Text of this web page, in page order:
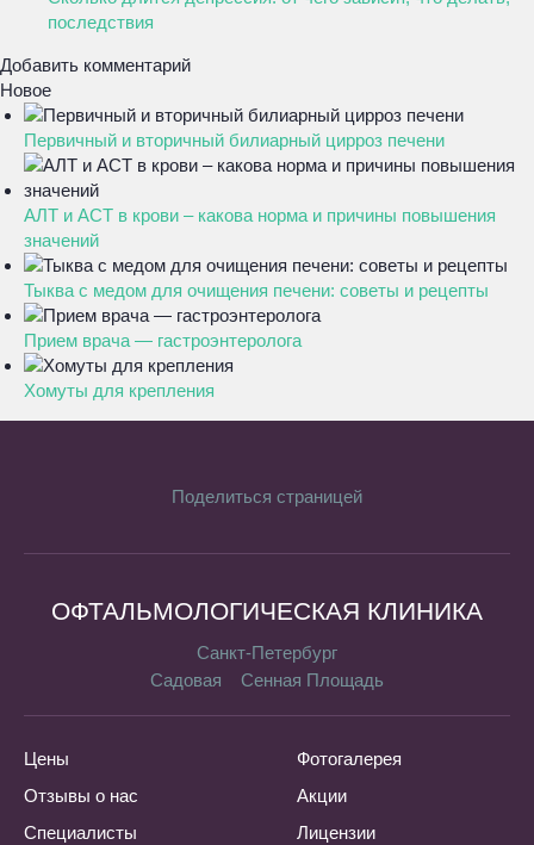
последствия
Добавить комментарий
Новое
Первичный и вторичный билиарный цирроз печени
АЛТ и АСТ в крови – какова норма и причины повышения
значений
Тыква с медом для очищения печени: советы и рецепты
Прием врача — гастроэнтеролога
Хомуты для крепления
Поделиться страницей
ОФТАЛЬМОЛОГИЧЕСКАЯ КЛИНИКА
Санкт-Петербург
Садовая
Сенная Площадь
Цены
Отзывы о нас
Специалисты
Фотогалерея
Акции
Лицензии